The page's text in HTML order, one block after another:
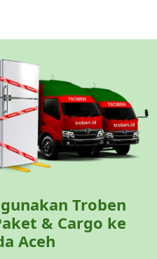
Troben
& Cargo ke
Aceh